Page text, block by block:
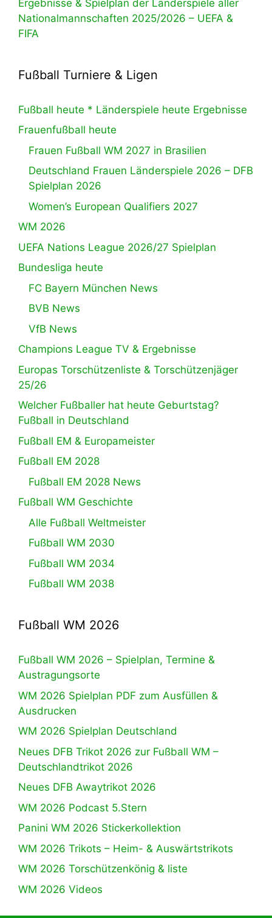
Ergebnisse & Spielplan der Länderspiele aller
Nationalmannschaften 2025/2026 – UEFA &
FIFA
Fußball Turniere & Ligen
Fußball heute * Länderspiele heute Ergebnisse
Frauenfußball heute
Frauen Fußball WM 2027 in Brasilien
Deutschland Frauen Länderspiele 2026 – DFB
Spielplan 2026
Women’s European Qualifiers 2027
WM 2026
UEFA Nations League 2026/27 Spielplan
Bundesliga heute
FC Bayern München News
BVB News
VfB News
Champions League TV & Ergebnisse
Europas Torschützenliste & Torschützenjäger
25/26
Welcher Fußballer hat heute Geburtstag?
Fußball in Deutschland
Fußball EM & Europameister
Fußball EM 2028
Fußball EM 2028 News
Fußball WM Geschichte
Alle Fußball Weltmeister
Fußball WM 2030
Fußball WM 2034
Fußball WM 2038
Fußball WM 2026
Fußball WM 2026 – Spielplan, Termine &
Austragungsorte
WM 2026 Spielplan PDF zum Ausfüllen &
Ausdrucken
WM 2026 Spielplan Deutschland
Neues DFB Trikot 2026 zur Fußball WM –
Deutschlandtrikot 2026
Neues DFB Awaytrikot 2026
WM 2026 Podcast 5.Stern
Panini WM 2026 Stickerkollektion
WM 2026 Trikots – Heim- & Auswärtstrikots
WM 2026 Torschützenkönig & liste
WM 2026 Videos